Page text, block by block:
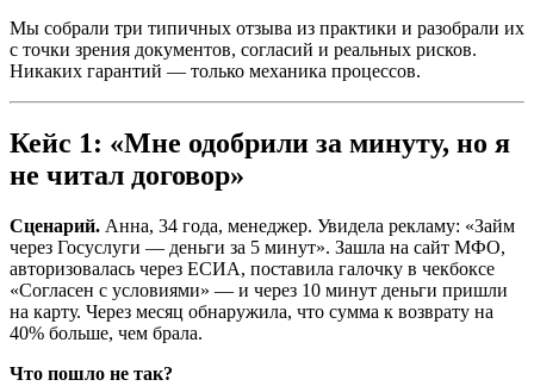
Мы собрали три типичных отзыва из практики и разобрали их
с точки зрения документов, согласий и реальных рисков.
Никаких гарантий — только механика процессов.
Кейс 1: «Мне одобрили за минуту, но я
не читал договор»
Сценарий. Анна, 34 года, менеджер. Увидела рекламу: «Займ
через Госуслуги — деньги за 5 минут». Зашла на сайт МФО,
авторизовалась через ЕСИА, поставила галочку в чекбоксе
«Согласен с условиями» — и через 10 минут деньги пришли
на карту. Через месяц обнаружила, что сумма к возврату на
40% больше, чем брала.
Что пошло не так?